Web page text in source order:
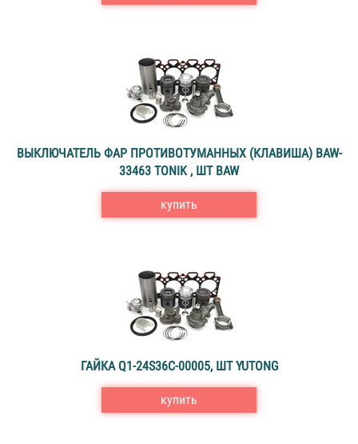
ВЫКЛЮЧАТЕЛЬ ФАР ПРОТИВОТУМАННЫХ (КЛАВИША) BAW-
33463 TONIK , ШТ BAW
купить
ГАЙКА Q1-24S36C-00005, ШТ YUTONG
купить